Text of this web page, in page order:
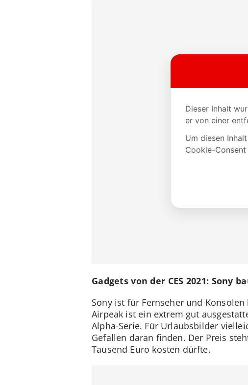
Gadgets von der CES 2021: Sony
Sony ist für Fernseher und
Airpeak ist ein extrem gut
Alpha-Serie. Für Urlaubsbilder
Gefallen daran finden. Der Preis
Tausend Euro kosten dürfte.